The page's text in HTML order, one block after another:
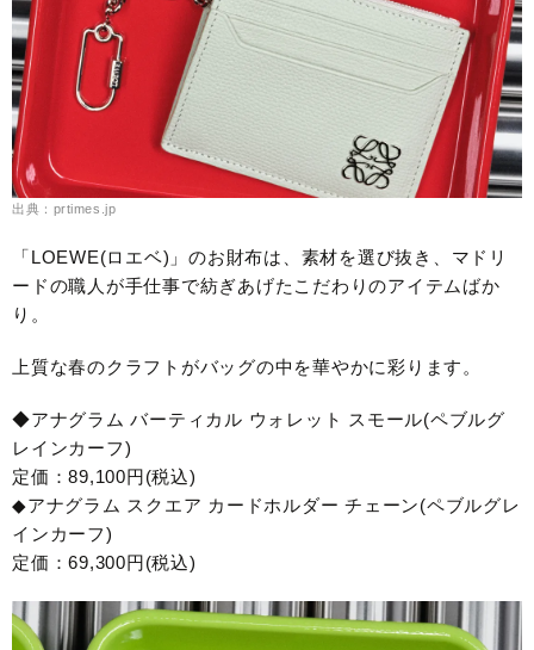
出典：prtimes.jp
「LOEWE(ロエベ)」のお財布は、素材を選び抜き、マドリ
ードの職人が手仕事で紡ぎあげたこだわりのアイテムばか
り。
上質な春のクラフトがバッグの中を華やかに彩ります。
◆アナグラム バーティカル ウォレット スモール(ペブルグ
レインカーフ)
定価：89,100円(税込)
◆アナグラム スクエア カードホルダー チェーン(ペブルグレ
インカーフ)
定価：69,300円(税込)